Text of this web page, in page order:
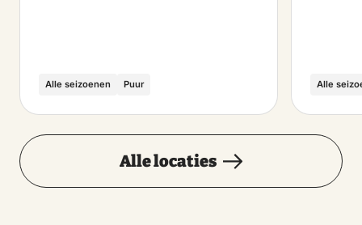
Alle seizoenen Puur Alle
Alle locaties